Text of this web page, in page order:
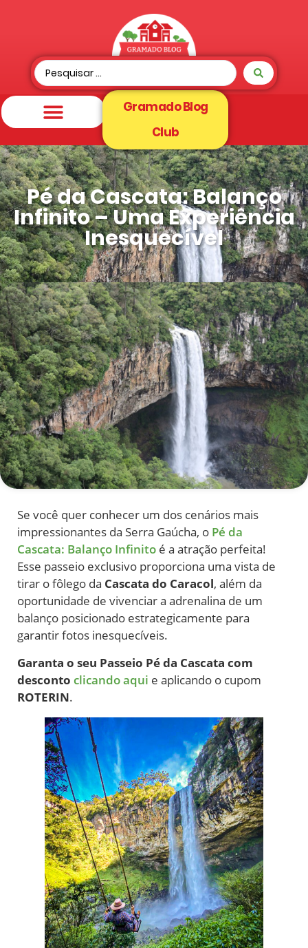
Gramado Blog
Club
Pé da Cascata: Balanço
Infinito – Uma Experiência
Inesquecível
Se você quer conhecer um dos cenários mais
impressionantes da Serra Gaúcha, o Pé da
Cascata: Balanço Infinito é a atração perfeita!
Esse passeio exclusivo proporciona uma vista de
tirar o fôlego da Cascata do Caracol, além da
oportunidade de vivenciar a adrenalina de um
balanço posicionado estrategicamente para
garantir fotos inesquecíveis.
Garanta o seu Passeio Pé da Cascata com
desconto clicando aqui e aplicando o cupom
ROTERIN.